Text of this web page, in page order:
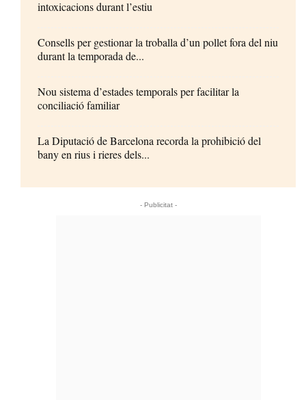
intoxicacions durant l’estiu
Consells per gestionar la troballa d’un pollet fora del niu
durant la temporada de...
Nou sistema d’estades temporals per facilitar la
conciliació familiar
La Diputació de Barcelona recorda la prohibició del
bany en rius i rieres dels...
- Publicitat -